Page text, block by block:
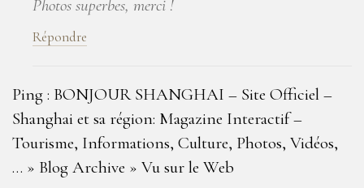
Photos superbes, merci !
Répondre
Ping : BONJOUR SHANGHAI – Site Officiel –
Shanghai et sa région: Magazine Interactif –
Tourisme, Informations, Culture, Photos, Vidéos,
… » Blog Archive » Vu sur le Web